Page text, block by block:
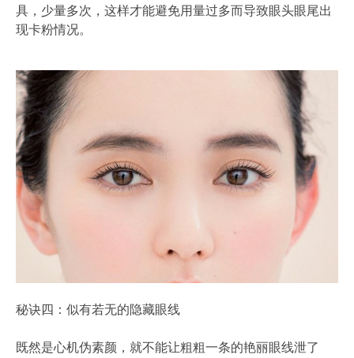
具，少量多次，这样才能避免用量过多而导致眼头眼尾出
现卡粉情况。
秘诀四：似有若无的隐藏眼线
既然是心机伪素颜，就不能让粗粗一条的艳丽眼线泄了